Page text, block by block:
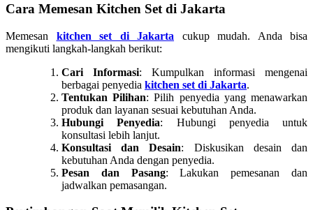
Cara Memesan Kitchen Set di Jakarta
Memesan kitchen set di Jakarta cukup mudah. Anda bisa
mengikuti langkah-langkah berikut:
Cari Informasi: Kumpulkan informasi mengenai
berbagai penyedia kitchen set di Jakarta.
Tentukan Pilihan: Pilih penyedia yang menawarkan
produk dan layanan sesuai kebutuhan Anda.
Hubungi Penyedia: Hubungi penyedia untuk
konsultasi lebih lanjut.
Konsultasi dan Desain: Diskusikan desain dan
kebutuhan Anda dengan penyedia.
Pesan dan Pasang: Lakukan pemesanan dan
jadwalkan pemasangan.